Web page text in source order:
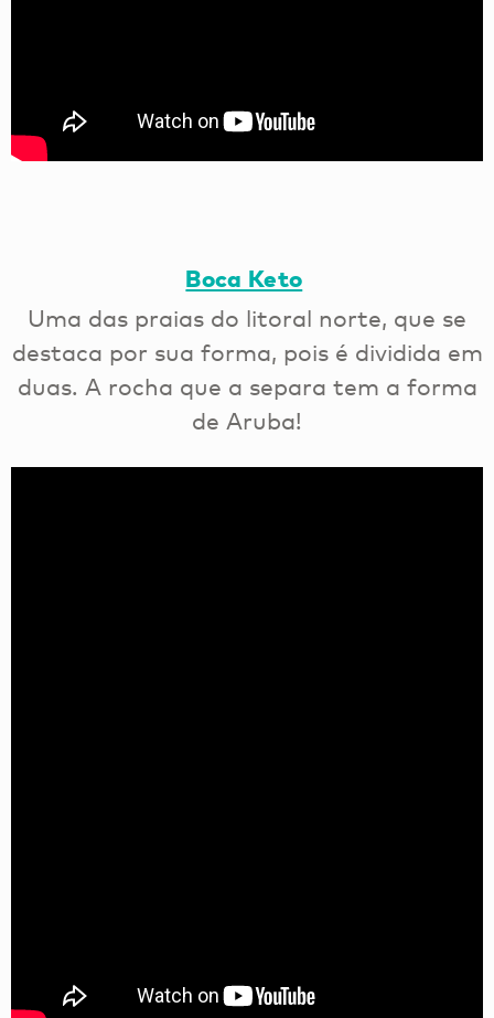
Boca Keto
Uma das praias do litoral norte, que se
destaca por sua forma, pois é dividida em
duas. A rocha que a separa tem a forma
de Aruba!